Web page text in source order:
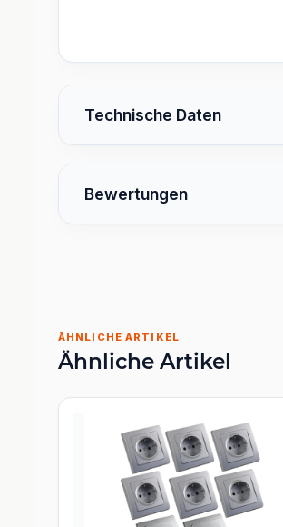
Technische Daten
Bewertungen
ÄHNLICHE ARTIKEL
Ähnliche Artikel